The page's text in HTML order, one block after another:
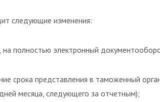
следующие изменения:
на полностью электронный
срока представления в таможенный
месяца, следующего за отчетным);